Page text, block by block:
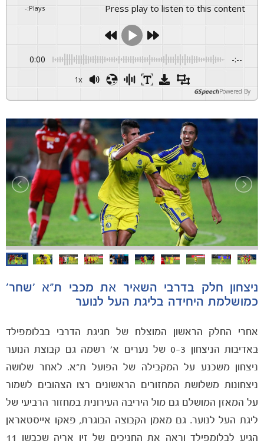
הקבוצות
Press play to listen to this content
Plays
:
-
0:00 -:--
1x
Powered By
GSpeech
ניצחון חלק בדרבי השאיר את מכבי ת"א 'שחר'
כמושלמת היחידה בליגת העל לנוער
אחרי החלק הראשון המוצלח של חגיגת הדרבי בבלומפילד
באדיבות הניצחון 0-3 של נערים א' רשמה גם קבוצת הנוער
ניצחון משכנע על המקבילה של הפועל ת"א. לאחר שלושה
ניצחונות משלושת המחזורים הראשונים רצו הצהובים לשמור
על המאזן המושלם גם מול היריבה העירונית במחזור הרביעי של
ליגת העל לנוער. גם מאמן הקבוצה הבוגרת, פאקו אייסטאראן
הגיע לבלומפילד וראה את החניכים של זיו אריה שכבשו 11